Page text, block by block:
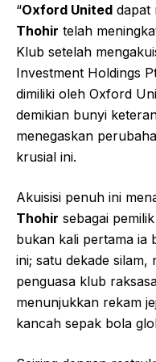
“Oxford United dapat
Thohir telah
Klub setelah
Investment Holdings
dimiliki oleh Oxford
demikian bunyi
menegaskan
krusial ini.
Akuisisi penuh ini
Thohir sebagai
bukan kali pertama ia
ini; satu dekade silam,
penguasa klub
menunjukkan rekam
kancah sepak bola